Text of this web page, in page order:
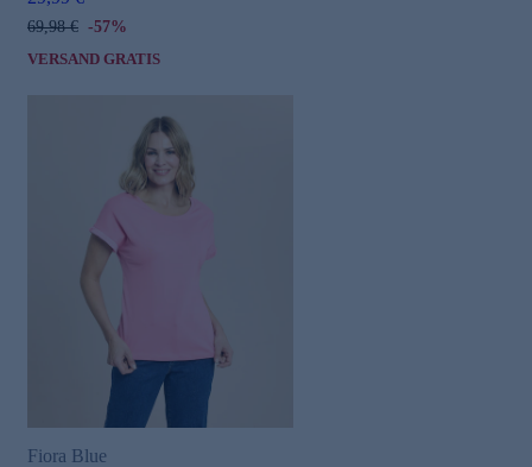
69,98 € -57%
VERSAND GRATIS
Fiora Blue